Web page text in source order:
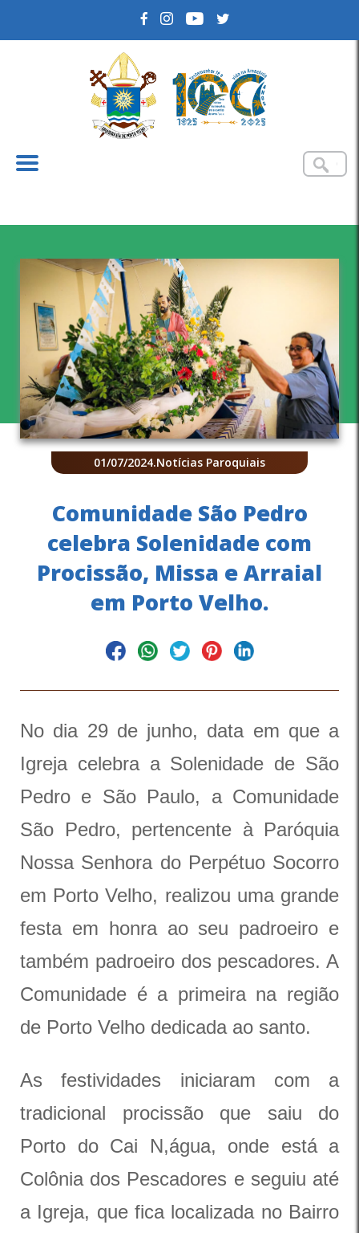
01/07/2024.Notícias Paroquiais
Comunidade São Pedro
celebra Solenidade com
Procissão, Missa e Arraial
em Porto Velho.
No dia 29 de junho, data em que a
Igreja celebra a Solenidade de São
Pedro e São Paulo, a Comunidade
São Pedro, pertencente à Paróquia
Nossa Senhora do Perpétuo Socorro
em Porto Velho, realizou uma grande
festa em honra ao seu padroeiro e
também padroeiro dos pescadores. A
Comunidade é a primeira na região
de Porto Velho dedicada ao santo.
As festividades iniciaram com a
tradicional procissão que saiu do
Porto do Cai N,água, onde está a
Colônia dos Pescadores e seguiu até
a Igreja, que fica localizada no Bairro